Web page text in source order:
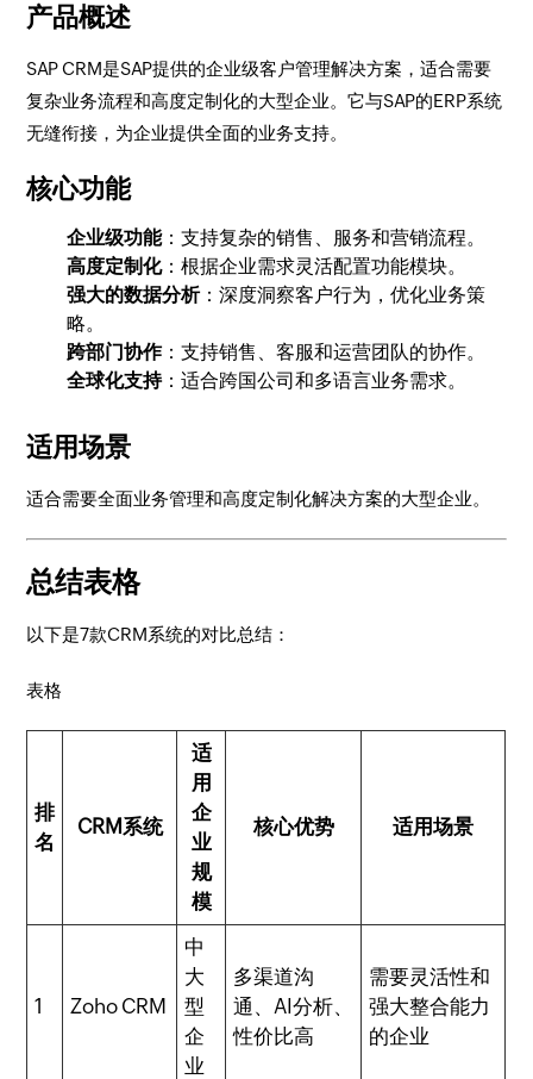
产品概述
SAP CRM是SAP提供的企业级客户管理解决方案，适合需要
复杂业务流程和高度定制化的大型企业。它与SAP的ERP系统
无缝衔接，为企业提供全面的业务支持。
核心功能
企业级功能：支持复杂的销售、服务和营销流程。
高度定制化：根据企业需求灵活配置功能模块。
强大的数据分析：深度洞察客户行为，优化业务策
略。
跨部门协作：支持销售、客服和运营团队的协作。
全球化支持：适合跨国公司和多语言业务需求。
适用场景
适合需要全面业务管理和高度定制化解决方案的大型企业。
总结表格
以下是7款CRM系统的对比总结：
表格
排
名
CRM系统
适
用
企
业
规
模
核心优势 适用场景
1 Zoho CRM
中
大
型
企
业
多渠道沟
通、AI分析、
性价比高
需要灵活性和
强大整合能力
的企业